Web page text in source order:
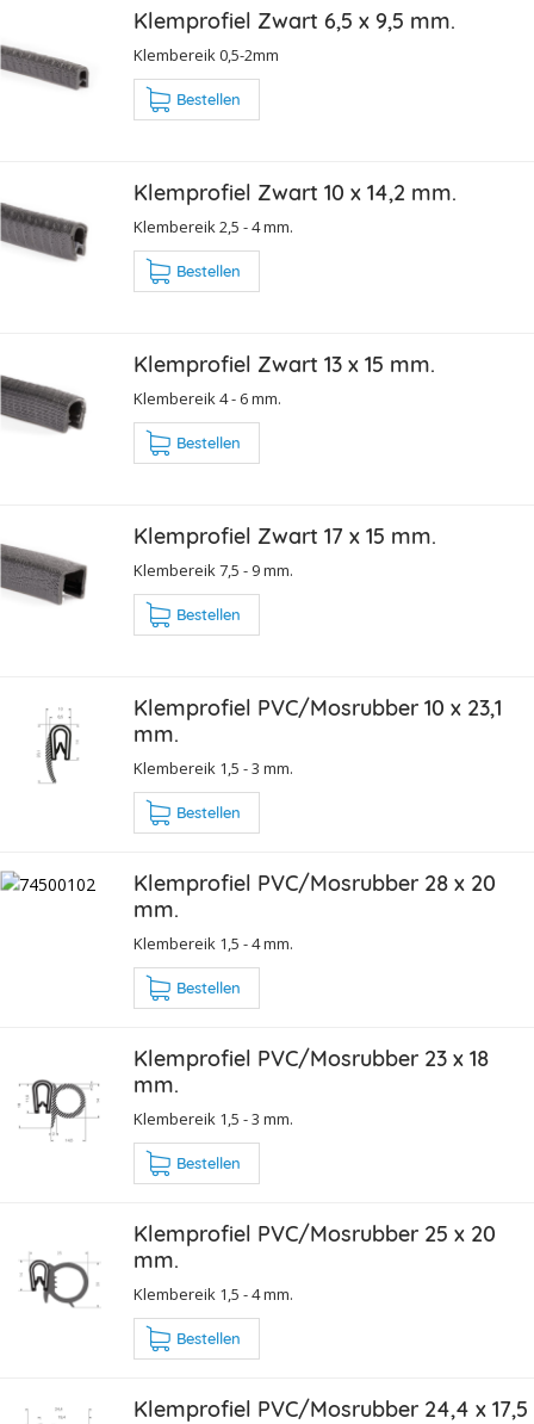
Klemprofiel Zwart 6,5 x 9,5 mm.
Klembereik 0,5-2mm
Bestellen
Klemprofiel Zwart 10 x 14,2 mm.
Klembereik 2,5 - 4 mm.
Bestellen
Klemprofiel Zwart 13 x 15 mm.
Klembereik 4 - 6 mm.
Bestellen
Klemprofiel Zwart 17 x 15 mm.
Klembereik 7,5 - 9 mm.
Bestellen
Klemprofiel PVC/Mosrubber 10 x 23,1
mm.
Klembereik 1,5 - 3 mm.
Bestellen
Klemprofiel PVC/Mosrubber 28 x 20
mm.
Klembereik 1,5 - 4 mm.
Bestellen
Klemprofiel PVC/Mosrubber 23 x 18
mm.
Klembereik 1,5 - 3 mm.
Bestellen
Klemprofiel PVC/Mosrubber 25 x 20
mm.
Klembereik 1,5 - 4 mm.
Bestellen
Klemprofiel PVC/Mosrubber 24,4 x 17,5